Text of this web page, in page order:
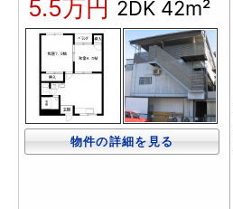
5.5万円 2DK 42m²
物件の詳細を見る